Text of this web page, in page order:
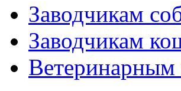
Заводчикам
Заводчикам
Ветеринарным